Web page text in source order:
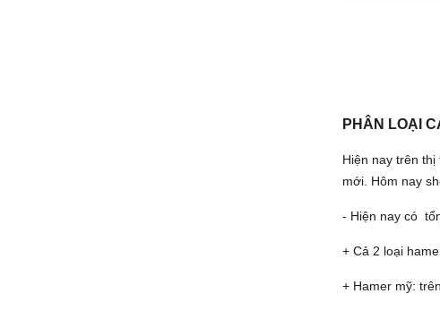
PHÂN LOẠI
Hiện nay trên
mới. Hôm nay
- Hiện nay có
+ Cả 2 loại
+ Hamer mỹ: